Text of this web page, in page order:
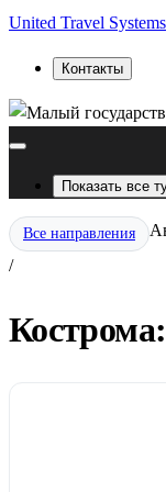
United Travel Systems
Контакты
Показать все
Все направления
/